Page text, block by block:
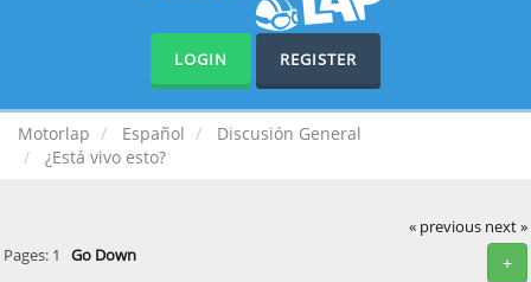
LOGIN REGISTER
Motorlap Español
Discusión General
¿Está vivo esto?
« previous next »
+
Pages: 1 Go Down